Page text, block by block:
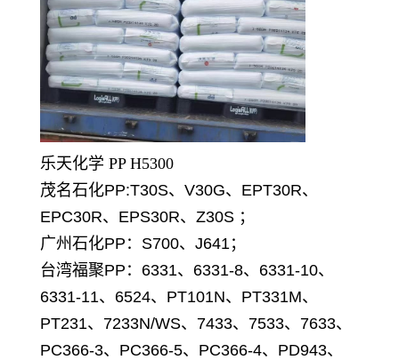
乐天化学 PP H5300
茂名石化PP:T30S、V30G、EPT30R、
EPC30R、EPS30R、Z30S ；
广州石化PP：S700、J641；
台湾福聚PP：6331、6331-8、6331-10、
6331-11、6524、PT101N、PT331M、
PT231、7233N/WS、7433、7533、7633、
PC366-3、PC366-5、PC366-4、PD943、